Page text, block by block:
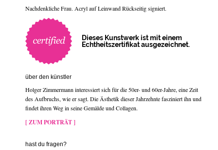
Nachdenkliche Frau. Acryl auf Leinwand Rückseitig signiert.
Dieses Kunstwerk ist mit einem
Echtheitszertifikat ausgezeichnet.
über den künstler
Holger Zimmermann interessiert sich für die 50er- und 60er-Jahre, eine Zeit
des Aufbruchs, wie er sagt. Die Ästhetik dieser Jahrzehnte fasziniert ihn und
findet ihren Weg in seine Gemälde und Collagen.
[ ZUM PORTRÄT ]
hast du fragen?